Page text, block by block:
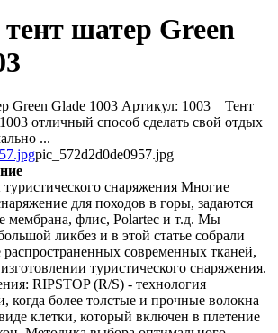
шатер Green
Green Glade 1003 Артикул: 1003 Тент
отличный способ сделать свой отдых
...
pic_572d2d0de0957.jpg
снаряжения Многие
для походов в горы, задаются
мембрана, флис, Polartec и т.д. Мы
ликбез и в этой статье собрали
распространенных современных тканей,
туристического снаряжения.
RIPSTOP (R/S) - технология
когда более толстые и прочные волокна
клетки, который включен в плетение